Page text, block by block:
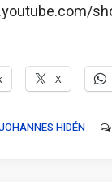
X
HIDÉN